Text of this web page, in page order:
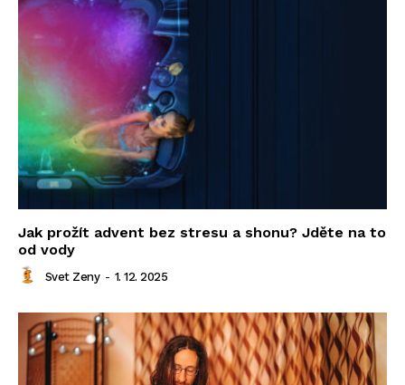
Jak prožít advent bez stresu a shonu? Jděte na to
od vody
Svet Zeny - 1. 12. 2025